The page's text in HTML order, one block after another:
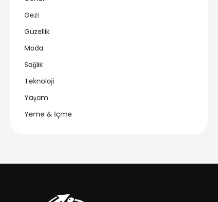
Gezi
Güzellik
Moda
Sağlık
Teknoloji
Yaşam
Yeme & İçme